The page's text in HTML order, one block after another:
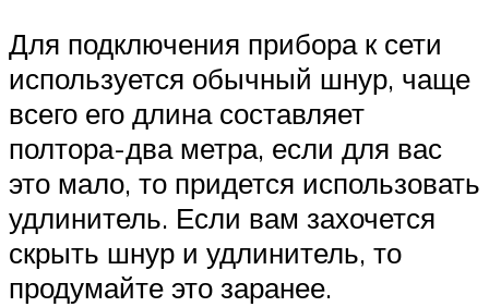
Для подключения прибора к сети
используется обычный шнур, чаще
всего его длина составляет
полтора-два метра, если для вас
это мало, то придется использовать
удлинитель. Если вам захочется
скрыть шнур и удлинитель, то
продумайте это заранее.